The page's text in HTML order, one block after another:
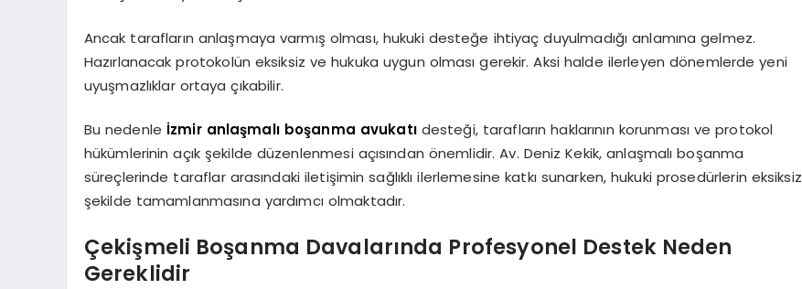
Ancak tarafların anlaşmaya varmış olması, hukuki desteğe ihtiyaç duyulmadığı anlamına gelmez.
Hazırlanacak protokolün eksiksiz ve hukuka uygun olması gerekir. Aksi halde ilerleyen dönemlerde yeni
uyuşmazlıklar ortaya çıkabilir.
Bu nedenle İzmir anlaşmalı boşanma avukatıdesteği, tarafların haklarının korunması ve protokol
hükümlerinin açık şekilde düzenlenmesi açısından önemlidir. Av. Deniz Kekik, anlaşmalı boşanma
süreçlerinde taraflar arasındaki iletişimin sağlıklı ilerlemesine katkı sunarken, hukuki prosedürlerin eksiksiz
şekilde tamamlanmasına yardımcı olmaktadır.
Çekişmeli Boşanma Davalarında Profesyonel Destek Neden
Gereklidir